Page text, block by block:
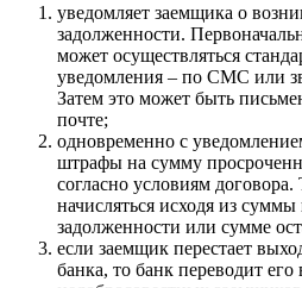
уведомляет заемщика о
задолженности.
может осуществляться
уведомления – по СМС или
Затем это может быть
почте;
одновременно с
штрафы на сумму
согласно условиям
начисляться исходя из
задолженности или сумме
если заемщик перестает
банка, то банк переводит его